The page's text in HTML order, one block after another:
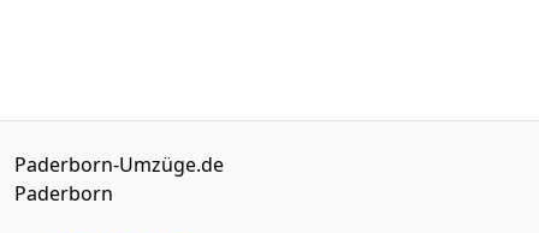
Paderborn-Umzüge.de
Paderborn